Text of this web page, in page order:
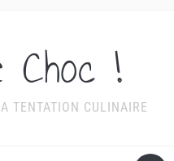
Choc !
TENTATION CULINAIRE